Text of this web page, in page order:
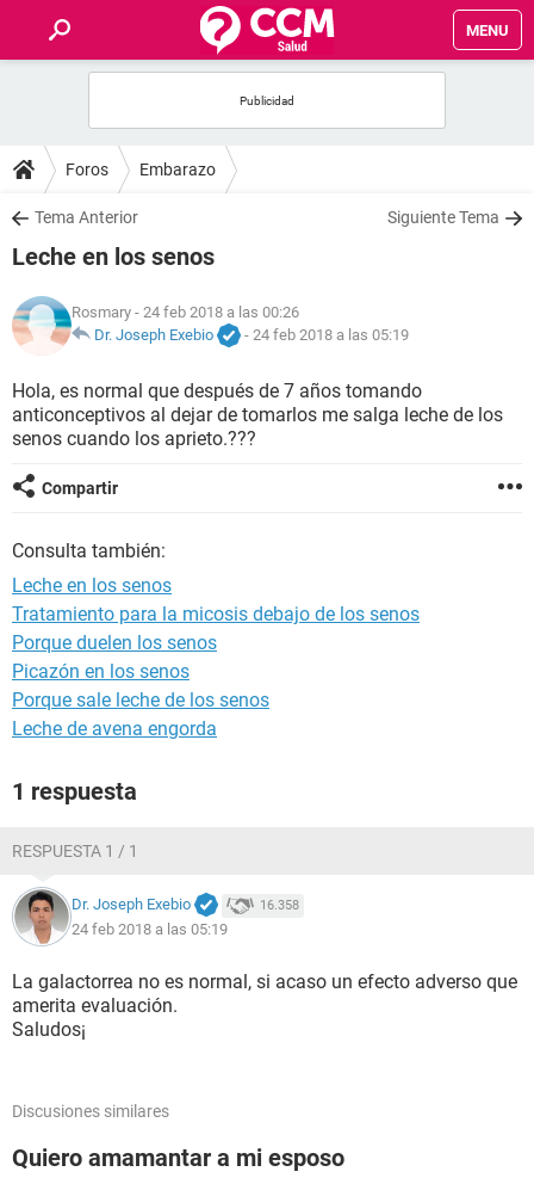
MENU
FOROS
SALUD
NUTRICIÓN
BIENESTAR
Foros Embarazo
Tema Anterior Siguiente Tema
Leche en los senos
Rosmary - 24 feb 2018 a las 00:26
Dr. Joseph Exebio
- 24 feb 2018 a las 05:19
Hola, es normal que después de 7 años tomando
anticonceptivos al dejar de tomarlos me salga leche de los
senos cuando los aprieto.???
Compartir
Consulta también:
Leche en los senos
Tratamiento para la micosis debajo de los senos
Porque duelen los senos
Picazón en los senos
Porque sale leche de los senos
Leche de avena engorda
1 respuesta
RESPUESTA 1 / 1
Dr. Joseph Exebio 16.358
24 feb 2018 a las 05:19
La galactorrea no es normal, si acaso un efecto adverso que
amerita evaluación.
Saludos¡
Discusiones similares
Quiero amamantar a mi esposo